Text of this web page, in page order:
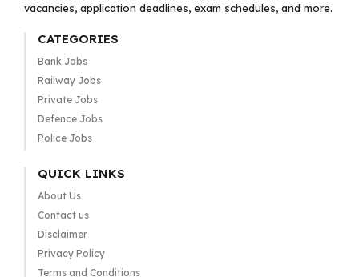
vacancies, application deadlines, exam schedules, and more.
CATEGORIES
Bank Jobs
Railway Jobs
Private Jobs
Defence Jobs
Police Jobs
QUICK LINKS
About Us
Contact us
Disclaimer
Privacy Policy
Terms and Conditions